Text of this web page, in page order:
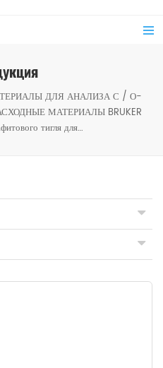
ДЛЯ АНАЛИЗА С / О-
МАТЕРИАЛЫ BRUKER
Основание графитового тигля для Bruker S309228000 для анализатора кислорода/водорода/азота Bruker G8 Galileo